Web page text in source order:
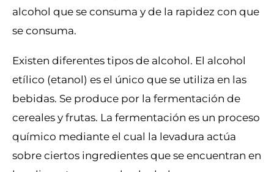
alcohol que se consuma y de la rapidez con que
se consuma.
Existen diferentes tipos de alcohol. El alcohol
etílico (etanol) es el único que se utiliza en las
bebidas. Se produce por la fermentación de
cereales y frutas. La fermentación es un proceso
químico mediante el cual la levadura actúa
sobre ciertos ingredientes que se encuentran en